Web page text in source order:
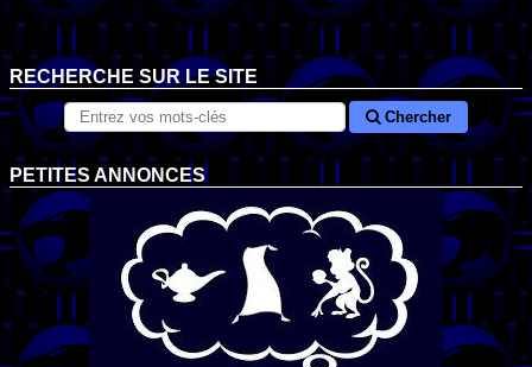
RECHERCHE SUR LE SITE
Chercher
PETITES ANNONCES